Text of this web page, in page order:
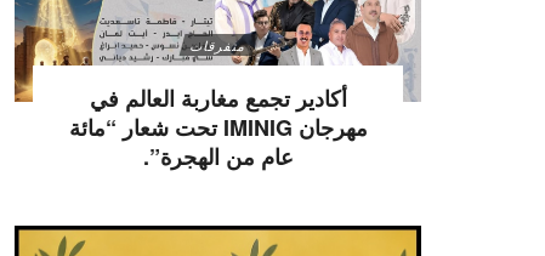
متفرقات
أكادير تجمع مغاربة العالم في
مهرجان IMINIG تحت شعار “مائة
عام من الهجرة”.